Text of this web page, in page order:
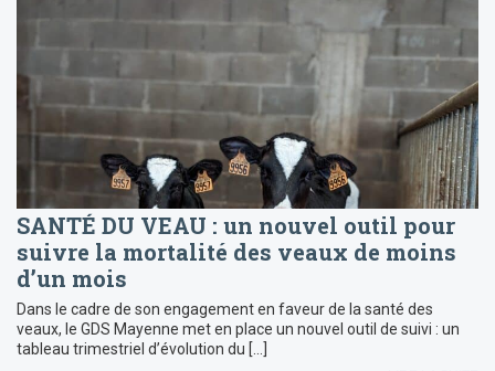
SANTÉ DU VEAU : un nouvel outil pour
suivre la mortalité des veaux de moins
d’un mois
Dans le cadre de son engagement en faveur de la santé des
veaux, le GDS Mayenne met en place un nouvel outil de suivi : un
tableau trimestriel d’évolution du […]